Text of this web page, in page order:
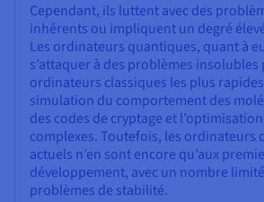
Cependant, ils luttent avec des
inhérents ou impliquent un degré
Les ordinateurs quantiques, quant à
s’attaquer à des problèmes insolubles
ordinateurs classiques les plus
simulation du comportement des
des codes de cryptage et
complexes. Toutefois, les ordinateurs
actuels n’en sont encore qu’aux
développement, avec un nombre
problèmes de stabilité.